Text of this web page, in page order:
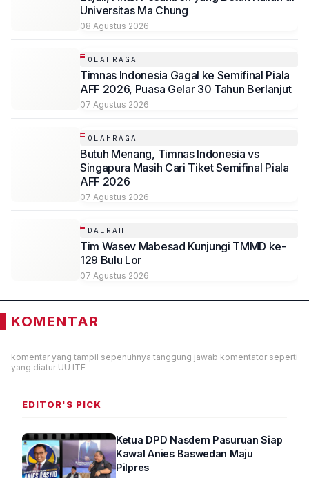
Universitas Ma Chung
08 Agustus 2026
OLAHRAGA
Timnas Indonesia Gagal ke Semifinal Piala
AFF 2026, Puasa Gelar 30 Tahun Berlanjut
07 Agustus 2026
OLAHRAGA
Butuh Menang, Timnas Indonesia vs
Singapura Masih Cari Tiket Semifinal Piala
AFF 2026
07 Agustus 2026
DAERAH
Tim Wasev Mabesad Kunjungi TMMD ke-
129 Bulu Lor
07 Agustus 2026
KOMENTAR
komentar yang tampil sepenuhnya tanggung jawab komentator seperti
yang diatur UU ITE
EDITOR'S PICK
Ketua DPD Nasdem Pasuruan Siap
Kawal Anies Baswedan Maju
Pilpres